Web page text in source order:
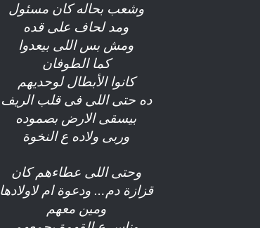
وشعب بحاله كان مسئول
ومد لحاف على قده
ومش بس اللى بيعدوا
كما الطوفان
كانوا الأبطال لوحديهم
ده حتى اللى فى قلب الريف
بيسقى الارض بصموده
وربى ولاده ع النخوة
وحتى اللى عطاءهم كان
قزازة دم… ودعوة ام لاولادها
ومين معهم